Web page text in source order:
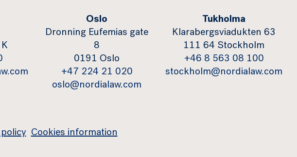
Oslo
Dronning Eufemias gate
8
0191 Oslo
+47 224 21 020
oslo@nordialaw.com
Tukholma
Klarabergsviadukten 63
111 64 Stockholm
+46 8 563 08 100
stockholm@nordialaw.com
Cookies information